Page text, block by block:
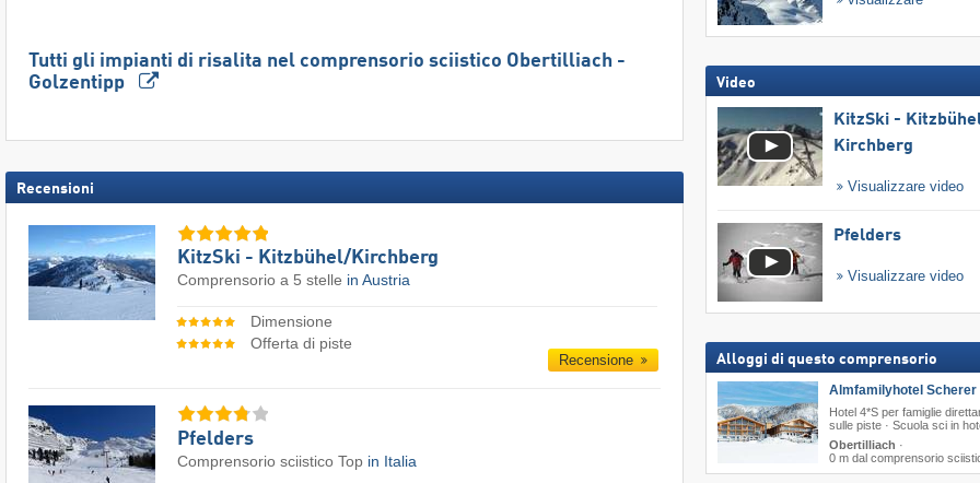
Tutti gli impianti di risalita nel comprensorio sciistico Obertilliach -
Golzentipp
Recensioni
KitzSki - Kitzbühel/​Kirchberg
Comprensorio a 5 stelle in Austria
Dimensione
Offerta di piste
Recensione
Pfelders
Comprensorio sciistico Top in Italia
Video
KitzSki -
Kirchberg
Visualizzare video
Pfelders
Visualizzare video
Alloggi di questo comprensorio
Almfamilyhotel Scherer
Hotel 4*S per famiglie
sulle piste · Scuola sci in
Obertilliach ·
0 m dal comprensorio